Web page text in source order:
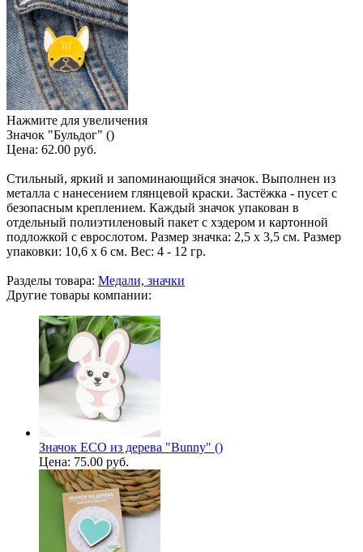
Нажмите для увеличения
Значок "Бульдог" ()
Цена: 62.00 руб.
Стильный, яркий и запоминающийся значок. Выполнен из
металла с нанесением глянцевой краски. Застёжка - пусет с
безопасным креплением. Каждый значок упакован в
отдельный полиэтиленовый пакет с хэдером и картонной
подложкой с еврослотом. Размер значка: 2,5 х 3,5 см. Размер
упаковки: 10,6 х 6 см. Вес: 4 - 12 гр.
Разделы товара: Медали, значки
Другие товары компании:
Значок ECO из дерева "Bunny" ()
Цена: 75.00 руб.